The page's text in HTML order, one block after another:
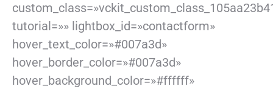
tutorial=»» lightbox_id=»contactform»
hover_text_color=»#007a3d»
hover_border_color=»#007a3d»
hover_background_color=»#ffffff»